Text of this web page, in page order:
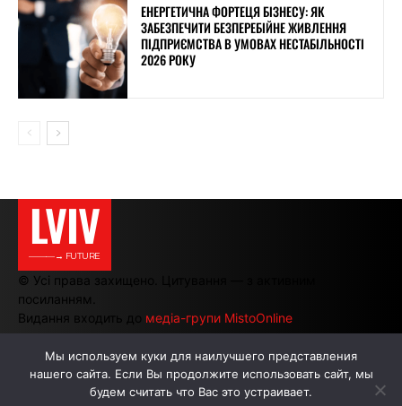
ЕНЕРГЕТИЧНА ФОРТЕЦЯ БІЗНЕСУ: ЯК
ЗАБЕЗПЕЧИТИ БЕЗПЕРЕБІЙНЕ ЖИВЛЕННЯ
ПІДПРИЄМСТВА В УМОВАХ НЕСТАБІЛЬНОСТІ
2026 РОКУ
LVIV
———→ FUTURE
© Усі права захищено. Цитування — з активним
посиланням.
Видання входить до медіа-групи MistoOnline
АВТОРИ РЕКЛАМА НА САЙТІ
Мы используем куки для наилучшего представления
нашего сайта. Если Вы продолжите использовать сайт, мы
будем считать что Вас это устраивает.